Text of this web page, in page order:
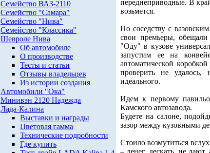
Семейство ВАЗ-2110
Семейство "Самара"
Семейство "Нива"
Семейство "Классика"
Шевроле Нива
Об автомобиле
О производстве
Тесты и статьи
Отзывы владельцев
Из истории создания
Автомобили "Ока"
Минивэн 2120 Надежда
Лада-Калина
Выставки и награды
Цветовая гамма
Технические подробности
Где купить
переднеприводные. В
возьмется.
По соседству с
свои премьеры,
"Оду" в кузове
запустим ее на
автоматической
проверить не
идеального.
Идем к первому
Камского автозавода.
Будете на салоне,
зазор между кузовными
Стоило возмутиться
– денег, дескать, не